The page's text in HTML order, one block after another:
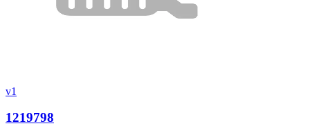
v1
1219798